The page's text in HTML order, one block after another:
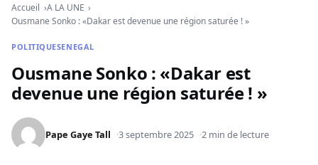
Accueil
A LA UNE
Ousmane Sonko : «Dakar est devenue une région saturée ! »
POLITIQUESENEGAL
Ousmane Sonko : «Dakar est
devenue une région saturée ! »
Pape Gaye Tall 3 septembre 2025 2 min de lecture